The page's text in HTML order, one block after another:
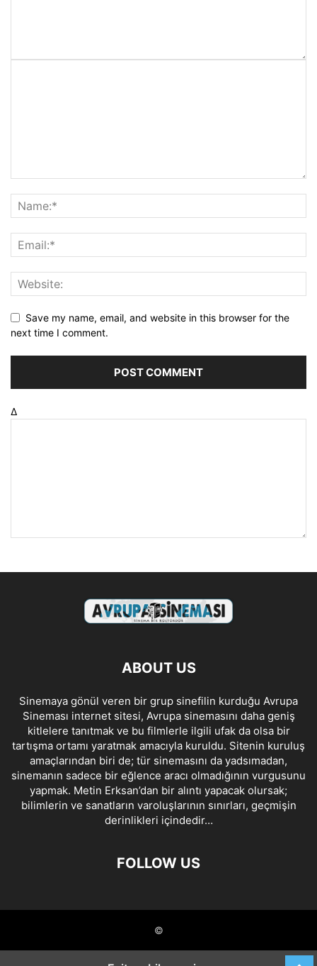
Save my name, email, and website in this browser for the
next time I comment.
Δ
ABOUT US
Sinemaya gönül veren bir grup sinefilin kurduğu Avrupa
Sineması internet sitesi, Avrupa sinemasını daha geniş
kitlelere tanıtmak ve bu filmlerle ilgili ufak da olsa bir
tartışma ortamı yaratmak amacıyla kuruldu. Sitenin kuruluş
amaçlarından biri de; tür sinemasını da yadsımadan,
sinemanın sadece bir eğlence aracı olmadığının vurgusunu
yapmak. Metin Erksan’dan bir alıntı yapacak olursak;
bilimlerin ve sanatların varoluşlarının sınırları, geçmişin
derinlikleri içindedir…
FOLLOW US
©